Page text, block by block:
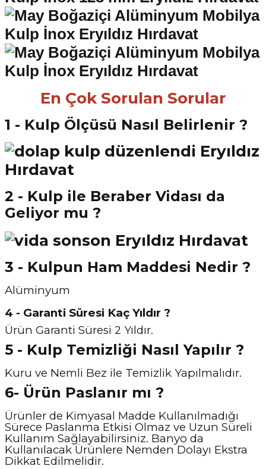
En Çok Sorulan Sorular
1 - Kulp Ölçüsü Nasıl Belirlenir ?
2 - Kulp ile Beraber Vidası da
Geliyor mu ?
3 - Kulpun Ham Maddesi Nedir ?
Alüminyum
4 - Garanti Süresi Kaç Yıldır ?
Ürün Garanti Süresi 2 Yıldır.
5 - Kulp Temizliği Nasıl Yapılır ?
Kuru ve Nemli Bez ile Temizlik Yapılmalıdır.
6- Ürün Paslanır mı ?
Ürünler de Kimyasal Madde Kullanılmadığı
Sürece Paslanma Etkisi Olmaz ve Uzun Süreli
Kullanım Sağlayabilirsiniz. Banyo da
Kullanılacak Ürünlere Nemden Dolayı Ekstra
Dikkat Edilmelidir.